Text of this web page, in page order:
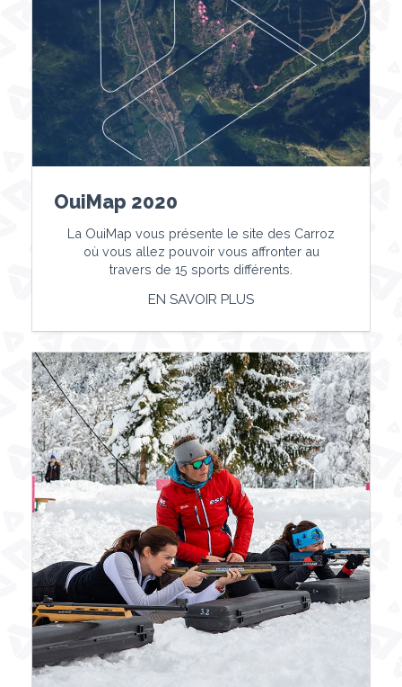
OuiMap 2020
La OuiMap vous présente le site des Carroz
où vous allez pouvoir vous affronter au
travers de 15 sports différents.
EN SAVOIR PLUS